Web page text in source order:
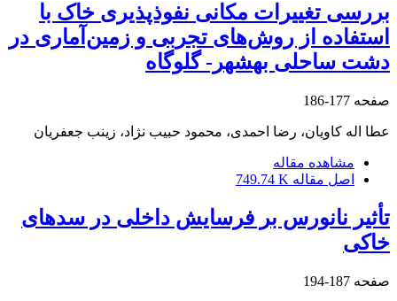
بررسی تغییرات مکانی نفوذپذیری خاک با
استفاده از روش‌های تجربی و زمین‌آماری در
دشت ساحلی بهشهر- گلوگاه
صفحه 177-186
عطا اله کاویان، رضا احمدی، محمود حبیب نژاد، زینب جعفریان
مشاهده مقاله
اصل مقاله 749.74 K
تأثیر نانورس بر فرسایش داخلی در سدهای
خاکی
صفحه 187-194